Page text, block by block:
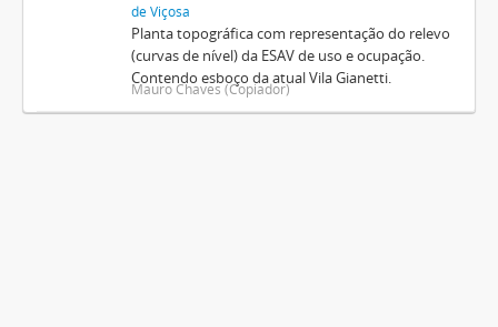
de Viçosa
Planta topográfica com representação do relevo
(curvas de nível) da ESAV de uso e ocupação.
Contendo esboço da atual Vila Gianetti.
Mauro Chaves (Copiador)